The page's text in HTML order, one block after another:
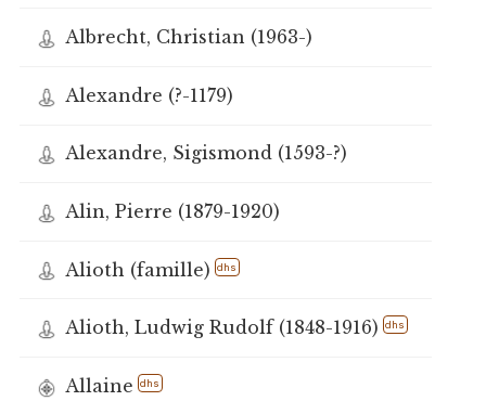
Albrecht, Christian (1963-)
Alexandre (?-1179)
Alexandre, Sigismond (1593-?)
Alin, Pierre (1879-1920)
Alioth (famille) dhs
Alioth, Ludwig Rudolf (1848-1916) dhs
Allaine dhs